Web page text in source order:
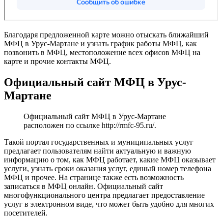
Благодаря предложенной карте можно отыскать ближайший
МФЦ в Урус-Мартане и узнать график работы МФЦ, как
позвонить в МФЦ, местоположение всех офисов МФЦ на
карте и прочие контакты МФЦ.
Официальный сайт МФЦ в Урус-
Мартане
Официальный сайт МФЦ в Урус-Мартане
расположен по ссылке http://rmfc-95.ru/.
Такой портал государственных и муниципальных услуг
предлагает пользователям найти актуальную и важную
информацию о том, как МФЦ работает, какие МФЦ оказывает
услуги, узнать сроки оказания услуг, единый номер телефона
МФЦ и прочее. На странице также есть возможность
записаться в МФЦ онлайн. Официальный сайт
многофункционального центра предлагает предоставление
услуг в электронном виде, что может быть удобно для многих
посетителей.